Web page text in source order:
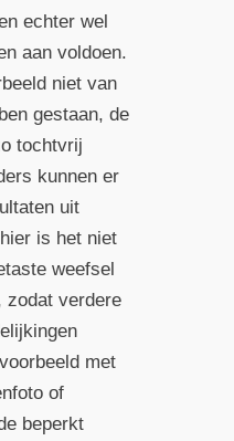
echter wel
aan voldoen.
niet van
gestaan, de
tochtvrij
kunnen er
uit
is het niet
weefsel
zodat verdere
met
of
beperkt